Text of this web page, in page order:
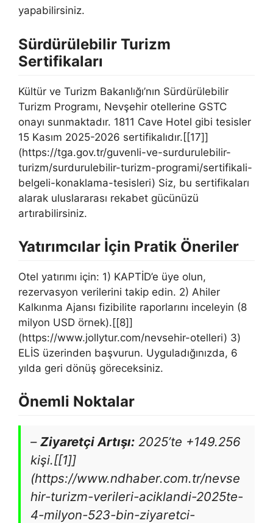
yapabilirsiniz.
Sürdürülebilir Turizm
Sertifikaları
Kültür ve Turizm Bakanlığı’nın Sürdürülebilir
Turizm Programı, Nevşehir otellerine GSTC
onayı sunmaktadır. 1811 Cave Hotel gibi tesisler
15 Kasım 2025-2026 sertifikalıdır.[[17]]
(https://tga.gov.tr/guvenli-ve-surdurulebilir-
turizm/surdurulebilir-turizm-programi/sertifikali-
belgeli-konaklama-tesisleri) Siz, bu sertifikaları
alarak uluslararası rekabet gücünüzü
artırabilirsiniz.
Yatırımcılar İçin Pratik Öneriler
Otel yatırımı için: 1) KAPTİD’e üye olun,
rezervasyon verilerini takip edin. 2) Ahiler
Kalkınma Ajansı fizibilite raporlarını inceleyin (8
milyon USD örnek).[[8]]
(https://www.jollytur.com/nevsehir-otelleri) 3)
ELİS üzerinden başvurun. Uyguladığınızda, 6
yılda geri dönüş göreceksiniz.
Önemli Noktalar
– Ziyaretçi Artışı: 2025’te +149.256
kişi.[[1]]
(https://www.ndhaber.com.tr/nevse
hir-turizm-verileri-aciklandi-2025te-
4-milyon-523-bin-ziyaretci-